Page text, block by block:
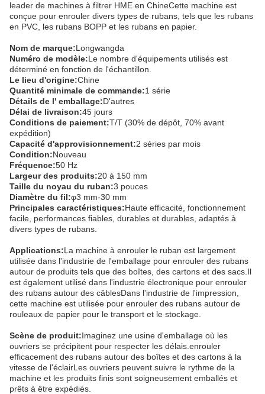
leader de machines à filtrer HME en ChineCette machine est
conçue pour enrouler divers types de rubans, tels que les rubans
en PVC, les rubans BOPP et les rubans en papier.
Nom de marque:Longwangda
Numéro de modèle:Le nombre d'équipements utilisés est
déterminé en fonction de l'échantillon.
Le lieu d'origine:Chine
Quantité minimale de commande:1 série
Détails de l' emballage:D'autres
Délai de livraison:45 jours
Conditions de paiement:T/T (30% de dépôt, 70% avant
expédition)
Capacité d'approvisionnement:2 séries par mois
Condition:Nouveau
Fréquence:50 Hz
Largeur des produits:20 à 150 mm
Taille du noyau du ruban:3 pouces
Diamètre du fil:φ3 mm-30 mm
Principales caractéristiques:Haute efficacité, fonctionnement
facile, performances fiables, durables et durables, adaptés à
divers types de rubans.
Applications:La machine à enrouler le ruban est largement
utilisée dans l'industrie de l'emballage pour enrouler des rubans
autour de produits tels que des boîtes, des cartons et des sacs.Il
est également utilisé dans l'industrie électronique pour enrouler
des rubans autour des câblesDans l'industrie de l'impression,
cette machine est utilisée pour enrouler des rubans autour de
rouleaux de papier pour le transport et le stockage.
Scène de produit:Imaginez une usine d'emballage où les
ouvriers se précipitent pour respecter les délais.enrouler
efficacement des rubans autour des boîtes et des cartons à la
vitesse de l'éclairLes ouvriers peuvent suivre le rythme de la
machine et les produits finis sont soigneusement emballés et
prêts à être expédiés.